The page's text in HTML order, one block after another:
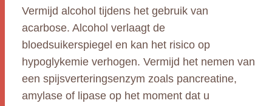
Vermijd alcohol tijdens het gebruik van
acarbose. Alcohol verlaagt de
bloedsuikerspiegel en kan het risico op
hypoglykemie verhogen. Vermijd het nemen van
een spijsverteringsenzym zoals pancreatine,
amylase of lipase op het moment dat u